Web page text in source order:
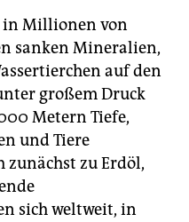
in Millionen von
sanken Mineralien,
auf den
großem Druck
Metern Tiefe,
und Tiere
zunächst zu Erdöl,
sich weltweit, in